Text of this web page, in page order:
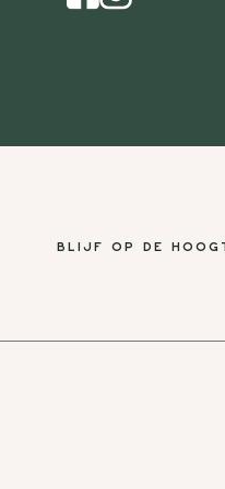
Blijf op de